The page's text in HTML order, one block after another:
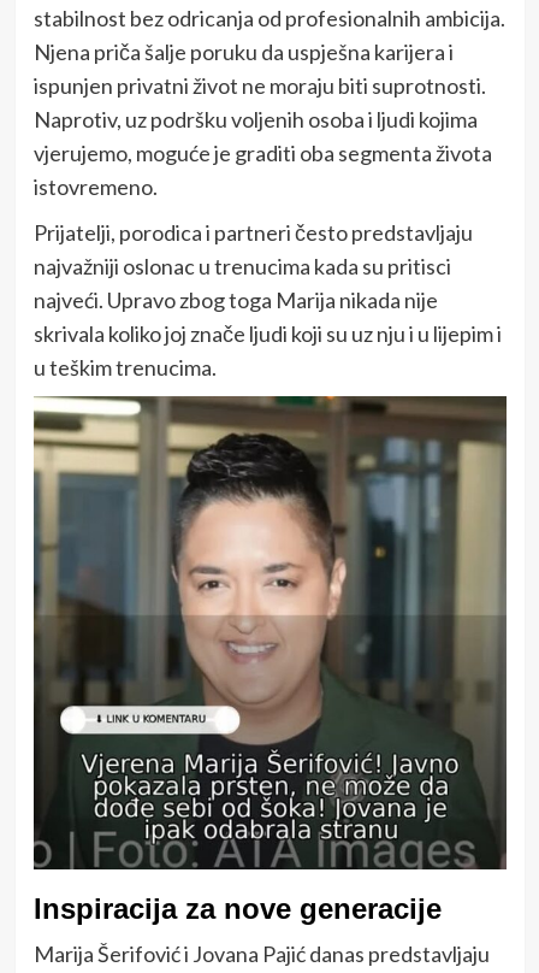
stabilnost bez odricanja od profesionalnih ambicija.
Njena priča šalje poruku da uspješna karijera i
ispunjen privatni život ne moraju biti suprotnosti.
Naprotiv, uz podršku voljenih osoba i ljudi kojima
vjerujemo, moguće je graditi oba segmenta života
istovremeno.
Prijatelji, porodica i partneri često predstavljaju
najvažniji oslonac u trenucima kada su pritisci
najveći. Upravo zbog toga Marija nikada nije
skrivala koliko joj znače ljudi koji su uz nju i u lijepim i
u teškim trenucima.
Inspiracija za nove generacije
Marija Šerifović i Jovana Pajić danas predstavljaju